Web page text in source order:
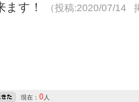
ます！
（投稿:2020/07/14
現在： 0人